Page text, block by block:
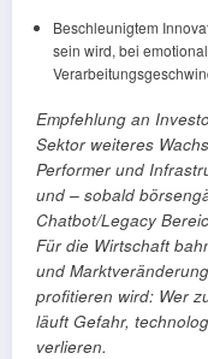
Beschleunigtem
sein wird, bei
Empfehlung an
Sektor weiteres
Performer und
und – sobald
Chatbot/Legacy
Für die Wirtschaft
und
profitieren wird: Wer
läuft Gefahr,
verlieren.